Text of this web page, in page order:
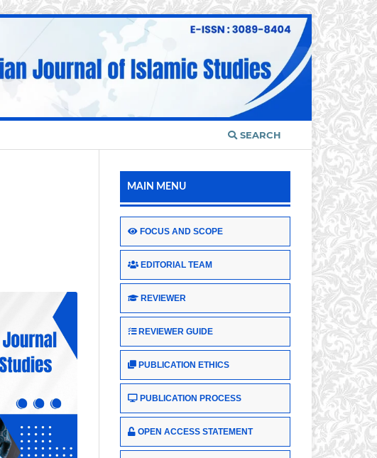
SEARCH
MAIN MENU
FOCUS AND SCOPE
EDITORIAL TEAM
REVIEWER
REVIEWER GUIDE
PUBLICATION ETHICS
PUBLICATION PROCESS
OPEN ACCESS STATEMENT